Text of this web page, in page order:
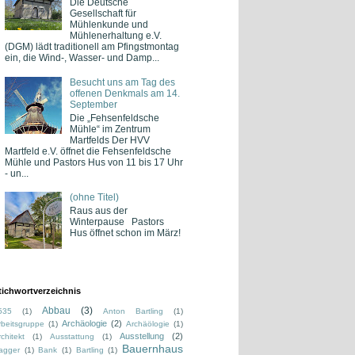
Die Deutsche
Gesellschaft für
Mühlenkunde und
Mühlenerhaltung e.V.
(DGM) lädt traditionell am Pfingstmontag
ein, die Wind-, Wasser- und Damp...
Besucht uns am Tag des
offenen Denkmals am 14.
September
Die „Fehsenfeldsche
Mühle“ im Zentrum
Martfelds Der HVV
Martfeld e.V. öffnet die Fehsenfeldsche
Mühle und Pastors Hus von 11 bis 17 Uhr
- un...
(ohne Titel)
Raus aus der
Winterpause Pastors
Hus öffnet schon im März!
(1) Abbau (3) Anton Bartling
(1)
(1) Archäologie (2) Archäölogie (1)
(1) Ausstattung (1) Ausstellung (2)
(1) Bank (1) Bartling (1) Bauernhaus